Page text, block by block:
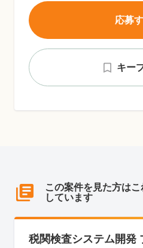
キー
応募
この案件を見た方は
しています
税関検査システム開発